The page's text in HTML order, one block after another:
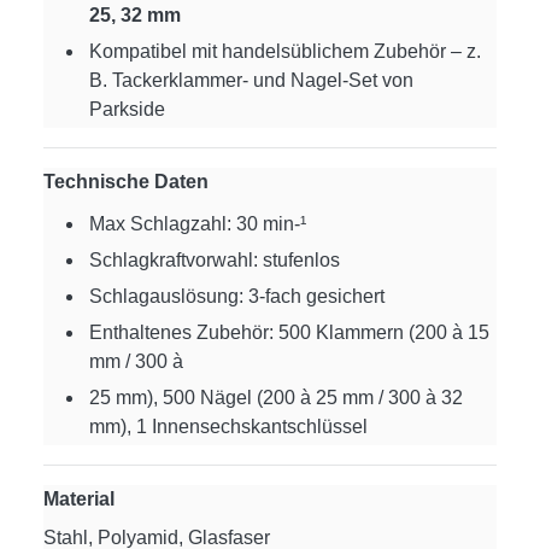
25, 32 mm
Kompatibel mit handelsüblichem Zubehör – z.
B. Tackerklammer- und Nagel-Set von
Parkside
Technische Daten
Max Schlagzahl: 30 min-¹
Schlagkraftvorwahl: stufenlos
Schlagauslösung: 3-fach gesichert
Enthaltenes Zubehör: 500 Klammern (200 à 15
mm / 300 à
25 mm), 500 Nägel (200 à 25 mm / 300 à 32
mm), 1 Innensechskantschlüssel
Material
Stahl, Polyamid, Glasfaser